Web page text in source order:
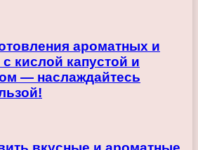
ароматных и
кислой капустой и
— наслаждайтесь